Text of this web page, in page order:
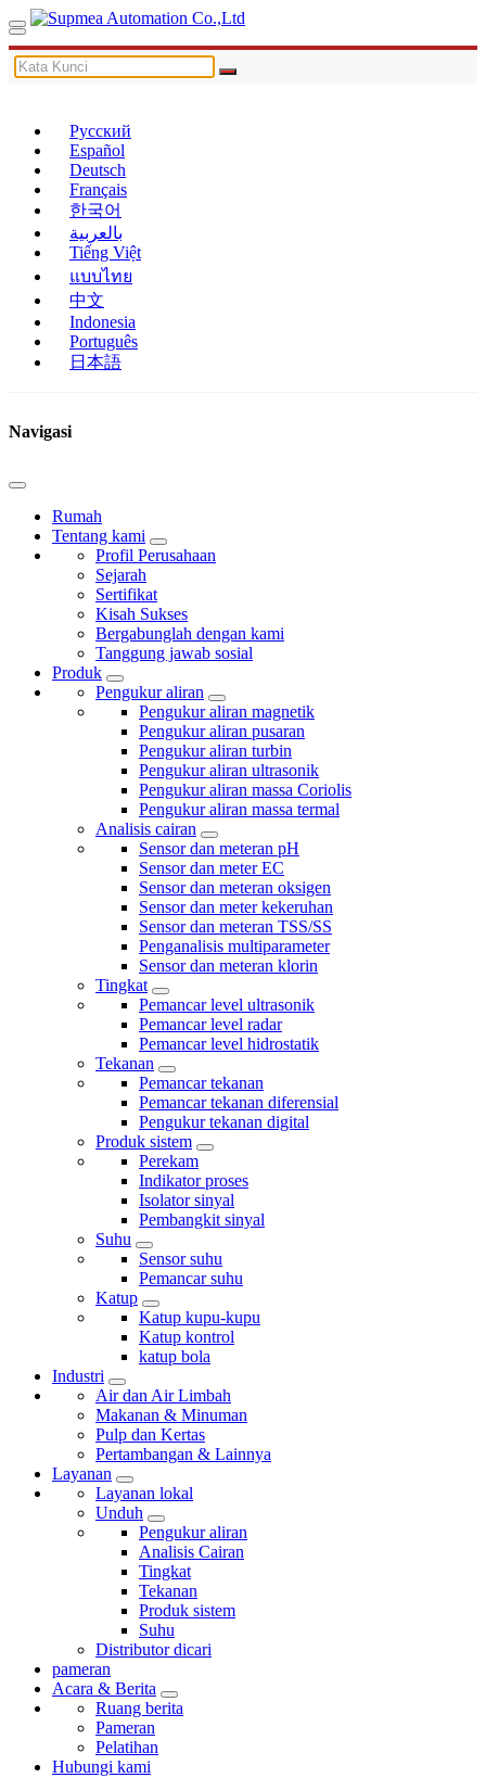
Русский
Español
Deutsch
Français
한국어
بالعربية
Tiếng Việt
แบบไทย
中文
Indonesia
Português
日本語
Navigasi
Rumah
Tentang kami
Profil Perusahaan
Sejarah
Sertifikat
Kisah Sukses
Bergabunglah dengan kami
Tanggung jawab sosial
Produk
Pengukur aliran
Pengukur aliran magnetik
Pengukur aliran pusaran
Pengukur aliran turbin
Pengukur aliran ultrasonik
Pengukur aliran massa Coriolis
Pengukur aliran massa termal
Analisis cairan
Sensor dan meteran pH
Sensor dan meter EC
Sensor dan meteran oksigen
Sensor dan meter kekeruhan
Sensor dan meteran TSS/SS
Penganalisis multiparameter
Sensor dan meteran klorin
Tingkat
Pemancar level ultrasonik
Pemancar level radar
Pemancar level hidrostatik
Tekanan
Pemancar tekanan
Pemancar tekanan diferensial
Pengukur tekanan digital
Produk sistem
Perekam
Indikator proses
Isolator sinyal
Pembangkit sinyal
Suhu
Sensor suhu
Pemancar suhu
Katup
Katup kupu-kupu
Katup kontrol
katup bola
Industri
Air dan Air Limbah
Makanan & Minuman
Pulp dan Kertas
Pertambangan & Lainnya
Layanan
Layanan lokal
Unduh
Pengukur aliran
Analisis Cairan
Tingkat
Tekanan
Produk sistem
Suhu
Distributor dicari
pameran
Acara & Berita
Ruang berita
Pameran
Pelatihan
Hubungi kami